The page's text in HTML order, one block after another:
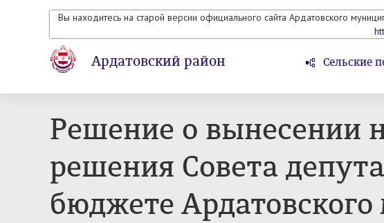
Вы находитесь на старой версии официального сайта Ардатовского
Ардатовский район Сельские
Решение о вынесении
решения Совета
бюджете